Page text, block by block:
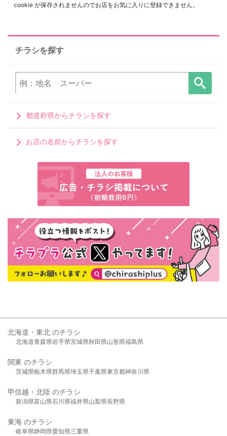
cookie が保存されませんのでお店をお気に入りに登録できません。
チラシを探す
都道府県からチラシを探す
お店の名前からチラシを探す
北海道・東北 のチラシ
北海道青森県岩手県宮城県秋田県山形県福島県
関東 のチラシ
茨城県栃木県群馬県埼玉県千葉県東京都神奈川県
甲信越・北陸 のチラシ
新潟県富山県石川県福井県山梨県長野県
東海 のチラシ
岐阜県静岡県愛知県三重県